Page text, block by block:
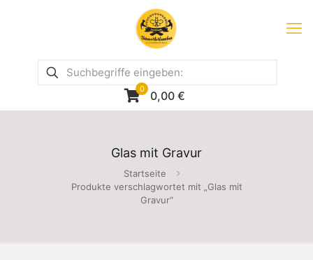
0 0,00 €
Glas mit Gravur
Startseite
Produkte verschlagwortet mit „Glas mit
Gravur“